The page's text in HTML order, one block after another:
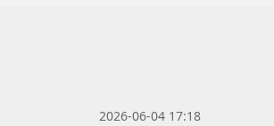
2026-06-04 17:18